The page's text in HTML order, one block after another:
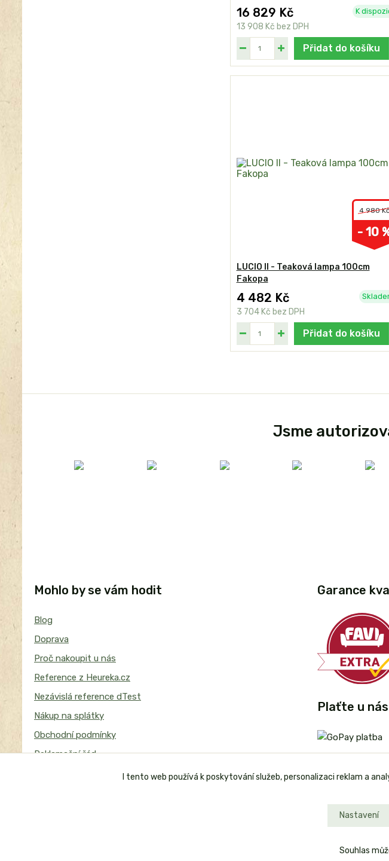
16 829 Kč
13 908 Kč bez DPH
K
Přidat do košíku
4 980
- 10
LUCIO II - Teaková lampa 100cm
Fakopa
4 482 Kč
3 704 Kč bez DPH
Přidat do košíku
Jsme
Mohlo by se vám hodit
Blog
Doprava
Proč nakoupit u nás
Reference z Heureka.cz
Nezávislá reference dTest
Nákup na splátky
Obchodní podmínky
Reklamační řád
Garance
Plaťte u
I tento web používá k poskytování služeb, personalizaci reklam a
Nastavení
Souhlas